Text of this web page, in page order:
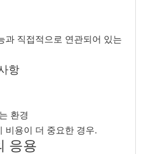
과 직접적으로 연관되어 있는
항
환경
비용이 더 중요한 경우.
응용